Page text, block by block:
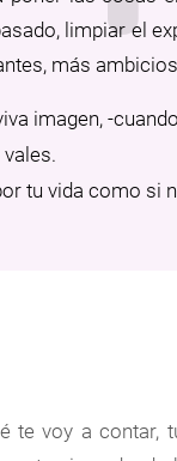
limpiar el
más
imagen, -
tu vida como si
te voy a